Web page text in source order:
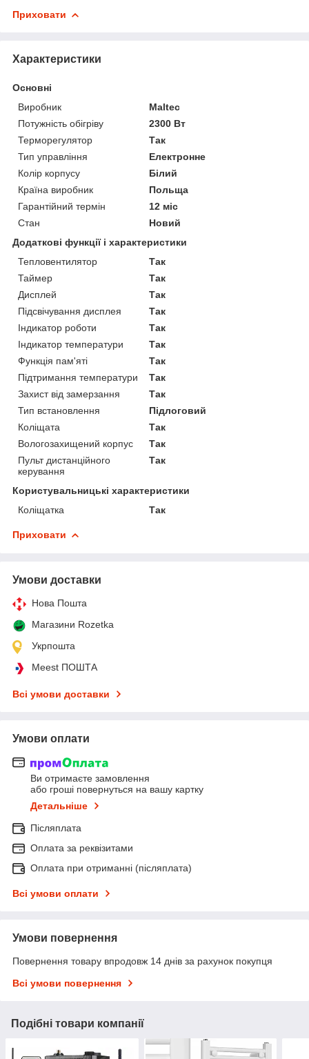
Приховати
Характеристики
Основні
Виробник
Maltec
Потужність обігріву
2300 Вт
Терморегулятор
Так
Тип управління
Електронне
Колір корпусу
Білий
Країна виробник
Польща
Гарантійний термін
12 міс
Стан
Новий
Додаткові функції і характеристики
Тепловентилятор
Так
Таймер
Так
Дисплей
Так
Підсвічування дисплея
Так
Індикатор роботи
Так
Індикатор температури
Так
Функція пам'яті
Так
Підтримання температури
Так
Захист від замерзання
Так
Тип встановлення
Підлоговий
Коліщата
Так
Вологозахищений корпус
Так
Пульт дистанційного
керування
Так
Користувальницькі характеристики
Коліщатка
Так
Приховати
Умови доставки
Нова Пошта
Магазини Rozetka
Укрпошта
Meest ПОШТА
Всі умови доставки
Умови оплати
Ви отримаєте замовлення
або гроші повернуться на вашу картку
Детальніше
Післяплата
Оплата за реквізитами
Оплата при отриманні (післяплата)
Всі умови оплати
Умови повернення
Повернення товару впродовж 14 днів за рахунок покупця
Всі умови повернення
Подібні товари компанії